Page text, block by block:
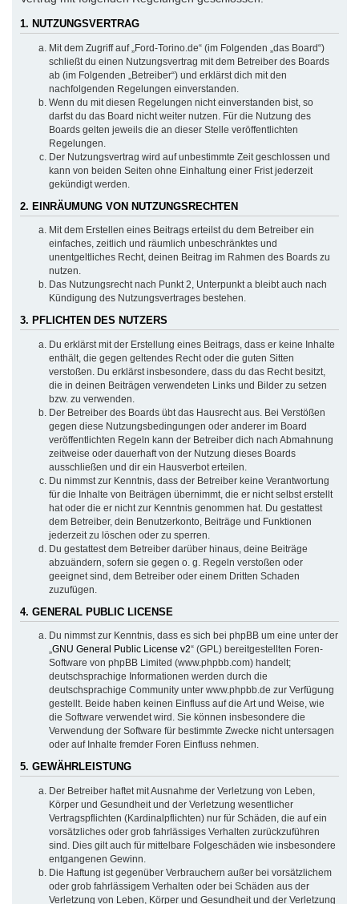
1. NUTZUNGSVERTRAG
Mit dem Zugriff auf „Ford-Torino.de“ (im Folgenden „das Board“)
schließt du einen Nutzungsvertrag mit dem Betreiber des Boards
ab (im Folgenden „Betreiber“) und erklärst dich mit den
nachfolgenden Regelungen einverstanden.
Wenn du mit diesen Regelungen nicht einverstanden bist, so
darfst du das Board nicht weiter nutzen. Für die Nutzung des
Boards gelten jeweils die an dieser Stelle veröffentlichten
Regelungen.
Der Nutzungsvertrag wird auf unbestimmte Zeit geschlossen und
kann von beiden Seiten ohne Einhaltung einer Frist jederzeit
gekündigt werden.
2. EINRÄUMUNG VON NUTZUNGSRECHTEN
Mit dem Erstellen eines Beitrags erteilst du dem Betreiber ein
einfaches, zeitlich und räumlich unbeschränktes und
unentgeltliches Recht, deinen Beitrag im Rahmen des Boards zu
nutzen.
Das Nutzungsrecht nach Punkt 2, Unterpunkt a bleibt auch nach
Kündigung des Nutzungsvertrages bestehen.
3. PFLICHTEN DES NUTZERS
Du erklärst mit der Erstellung eines Beitrags, dass er keine Inhalte
enthält, die gegen geltendes Recht oder die guten Sitten
verstoßen. Du erklärst insbesondere, dass du das Recht besitzt,
die in deinen Beiträgen verwendeten Links und Bilder zu setzen
bzw. zu verwenden.
Der Betreiber des Boards übt das Hausrecht aus. Bei Verstößen
gegen diese Nutzungsbedingungen oder anderer im Board
veröffentlichten Regeln kann der Betreiber dich nach Abmahnung
zeitweise oder dauerhaft von der Nutzung dieses Boards
ausschließen und dir ein Hausverbot erteilen.
Du nimmst zur Kenntnis, dass der Betreiber keine Verantwortung
für die Inhalte von Beiträgen übernimmt, die er nicht selbst erstellt
hat oder die er nicht zur Kenntnis genommen hat. Du gestattest
dem Betreiber, dein Benutzerkonto, Beiträge und Funktionen
jederzeit zu löschen oder zu sperren.
Du gestattest dem Betreiber darüber hinaus, deine Beiträge
abzuändern, sofern sie gegen o. g. Regeln verstoßen oder
geeignet sind, dem Betreiber oder einem Dritten Schaden
zuzufügen.
4. GENERAL PUBLIC LICENSE
Du nimmst zur Kenntnis, dass es sich bei phpBB um eine unter der
„GNU General Public License v2“ (GPL) bereitgestellten Foren-
Software von phpBB Limited (www.phpbb.com) handelt;
deutschsprachige Informationen werden durch die
deutschsprachige Community unter www.phpbb.de zur Verfügung
gestellt. Beide haben keinen Einfluss auf die Art und Weise, wie
die Software verwendet wird. Sie können insbesondere die
Verwendung der Software für bestimmte Zwecke nicht untersagen
oder auf Inhalte fremder Foren Einfluss nehmen.
5. GEWÄHRLEISTUNG
Der Betreiber haftet mit Ausnahme der Verletzung von Leben,
Körper und Gesundheit und der Verletzung wesentlicher
Vertragspflichten (Kardinalpflichten) nur für Schäden, die auf ein
vorsätzliches oder grob fahrlässiges Verhalten zurückzuführen
sind. Dies gilt auch für mittelbare Folgeschäden wie insbesondere
entgangenen Gewinn.
Die Haftung ist gegenüber Verbrauchern außer bei vorsätzlichem
oder grob fahrlässigem Verhalten oder bei Schäden aus der
Verletzung von Leben, Körper und Gesundheit und der Verletzung